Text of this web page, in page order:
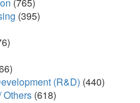
(765)
(395)
(R&D) (440)
Others (618)